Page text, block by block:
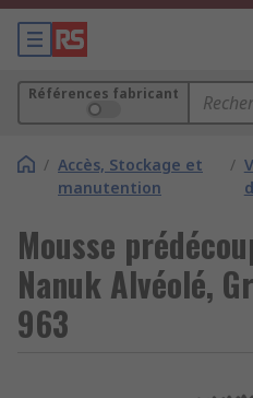
Références fabricant
/ Accès, Stockage et
manutention
/
Mousse
Nanuk Alvéolé,
963